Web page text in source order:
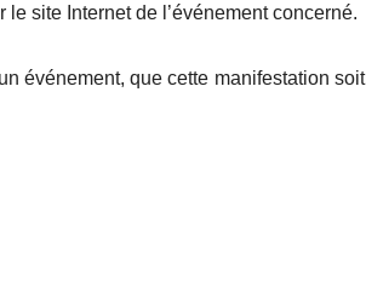
site Internet de l’événement concerné.
événement, que cette manifestation soit